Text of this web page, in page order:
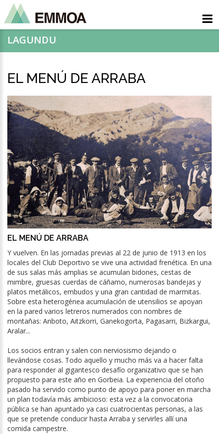
LAGUNDU
EL MENÚ DE ARRABA
EL MENÚ DE ARRABA
Y vuelven. En las jornadas previas al 22 de junio de 1913 en los
locales del Club Deportivo se vive una actividad frenética. En una
de sus salas más amplias se acumulan bidones, cestas de
mimbre, gruesas cuerdas de cáñamo, numerosas bandejas y
platos metálicos, embudos y una gran cantidad de marmitas.
Sobre esta heterogénea acumulación de utensilios se apoyan
en la pared varios letreros numerados con nombres de
montañas: Anboto, Aitzkorri, Ganekogorta, Pagasarri, Bizkargui,
Aralar...
Los socios entran y salen con nerviosismo dejando o
llevándose cosas. Todo aquello y mucho más va a hacer falta
para responder al gigantesco desafío organizativo que se han
propuesto para este año en Gorbeia. La experiencia del otoño
pasado ha servido como punto de apoyo para poner en marcha
un plan todavía más ambicioso: esta vez a la convocatoria
pública se han apuntado ya casi cuatrocientas personas, a las
que se pretende conducir hasta Arraba y servirles allí una
comida campestre.